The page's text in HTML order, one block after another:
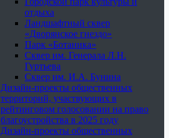
отдыха
Ландшафтный сквер
«Дворянское гнездо»
Парк «Ботаника»
Сквер им. Генерала Л.Н.
Гуртьева
Сквер им. И.А. Бунина
Дизайн-проекты общественных
территорий, участвующих в
рейтинговом голосовании на право
благоустройства в 2025 году
Дизайн-проекты общественных